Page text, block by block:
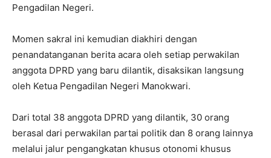
Pengadilan Negeri.
Momen sakral ini kemudian diakhiri dengan
penandatanganan berita acara oleh setiap perwakilan
anggota DPRD yang baru dilantik, disaksikan langsung
oleh Ketua Pengadilan Negeri Manokwari.
Dari total 38 anggota DPRD yang dilantik, 30 orang
berasal dari perwakilan partai politik dan 8 orang lainnya
melalui jalur pengangkatan khusus otonomi khusus